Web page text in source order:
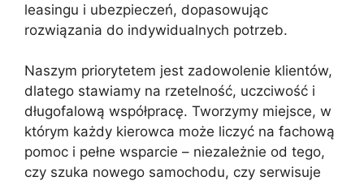
leasingu i ubezpieczeń, dopasowując
rozwiązania do indywidualnych potrzeb.
Naszym priorytetem jest zadowolenie klientów,
dlatego stawiamy na rzetelność, uczciwość i
długofalową współpracę. Tworzymy miejsce, w
którym każdy kierowca może liczyć na fachową
pomoc i pełne wsparcie – niezależnie od tego,
czy szuka nowego samochodu, czy serwisuje